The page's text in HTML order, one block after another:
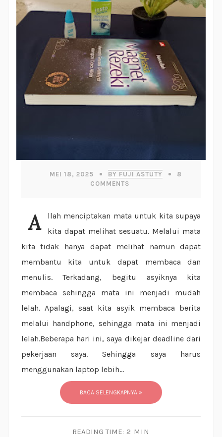
MEI 18, 2025 BY FUJI ASTUTY
8
COMMENTS
Allah menciptakan mata untuk kita supaya
kita dapat melihat sesuatu. Melalui mata
kita tidak hanya dapat melihat namun dapat
membantu kita untuk dapat membaca dan
menulis. Terkadang, begitu asyiknya kita
membaca sehingga mata ini menjadi mudah
lelah. Apalagi, saat kita asyik membaca berita
melalui handphone, sehingga mata ini menjadi
lelah.Beberapa hari ini, saya dikejar deadline dari
pekerjaan saya. Sehingga saya harus
menggunakan laptop lebih...
BACA SELENGKAPNYA »
READING TIME: 2 MIN